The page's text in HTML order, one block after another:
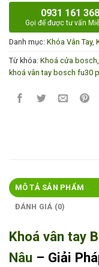
0931 161 368
Gọi để được tư vấn
Danh mục: Khóa Vân Tay,
Từ khóa: Khoá cửa bosch
khoá vân tay bosch fu30
MÔ TẢ SẢN PHẨM
ĐÁNH GIÁ (0)
Khoá vân tay
Nâu – Giải